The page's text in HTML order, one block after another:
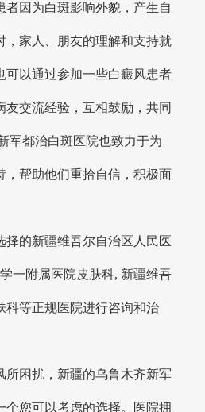
者因为白斑影响外貌，产生自
，家人、朋友的理解和支持就
可以通过参加一些白癜风患者
友交流经验，互相鼓励，共同
军都治白斑医院也致力于为
，帮助他们重拾自信，积极面
择的新疆维吾尔自治区人民医
一附属医院皮肤科, 新疆维吾
科等正规医院进行咨询和治
所困扰，新疆的乌鲁木齐新军
个您可以考虑的选择。医院拥